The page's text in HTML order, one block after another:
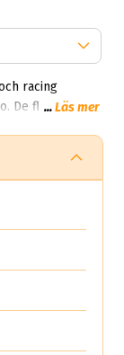
racing
De flesta
års
till en pionjär
...Läs mer